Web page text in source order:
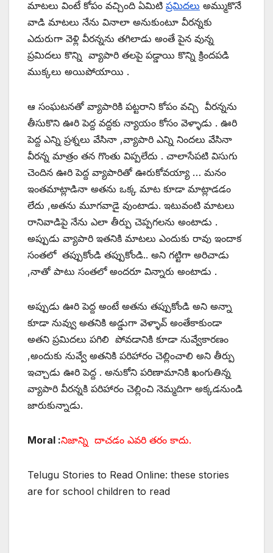
మాటలు వింటే కోపం వచ్చింది ఏమిటి ప్రమిదలు అమ్ముకొనే
వాడి మాటలు నేను వినాలా అనుకుంటూ వీరన్నకు
ఎదురుగా వెళ్లి వీరన్నను తగిలాడు అంతే పైన వున్న
ప్రమిదలు కొన్ని వ్యాపారి తలపై పడ్డాయి కొన్ని క్రిందపడి
ముక్కలు అయిపోయాయి .
ఆ సంఘటనతో వ్యాపారికి పట్టరాని కోపం వచ్చి వీరన్నను
తీసుకొని ఊరి పెద్ద వద్దకు న్యాయం కోసం వెళ్ళాడు . ఊరి
పెద్ద ఎన్ని ప్రశ్నలు వేసినా ,వ్యాపారి ఎన్ని నిందలు వేసినా
వీరన్న మాత్రం తన గొంతు విప్పలేదు . చాలాసేపటి విసుగు
చెందిన ఊరి పెద్ద వ్యాపారితో ఊరుకోవయ్యా … మనం
ఇంతమాట్లాడినా అతను ఒక్క మాట కూడా మాట్లాడడం
లేదు ,అతను మూగవాడై వుంటాడు. ఇటువంటి మాటలు
రానివాడిపై నేను ఎలా తీర్పు చెప్పగలను అంటాడు .
అప్పుడు వ్యాపారి ఇతనికి మాటలు ఎందుకు రావు ఇందాక
సంతలో తప్పుకోండి తప్పుకోండి.. అని గట్టిగా అరిచాడు
,నాతో పాటు సంతలో అందరూ విన్నారు అంటాడు .
అప్పుడు ఊరి పెద్ద అంటే అతను తప్పుకోండి అని అన్నా
కూడా నువ్వు అతనికి అడ్డుగా వెళ్ళావ్ అంతేకాకుండా
అతని ప్రమిదలు పగిలి పోవడానికి కూడా నువ్వేకారణం
,అందుకు నువ్వే అతనికి పరిహారం చెల్లించాలి అని తీర్పు
ఇచ్చాడు ఊరి పెద్ద . అనుకోని పరిణామానికి ఖంగుతిన్న
వ్యాపారి వీరన్నకి పరిహారం చెల్లించి నెమ్మదిగా అక్కడనుండి
జారుకున్నాడు.
Moral :నిజాన్ని దాచడం ఎవరి తరం కాదు.
Telugu Stories to Read Online: these stories
are for school children to read